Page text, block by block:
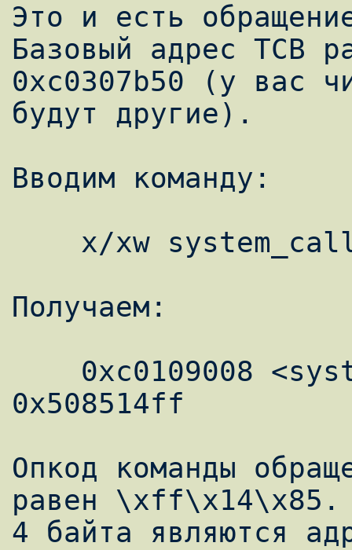
Это и есть
Базовый адрес ТСВ
0xc0307b50 (у вас
будут другие).
Вводим команду:
Получаем:
0x508514ff
Опкод команды
равен \xff\x14\x85.
4 байта являются